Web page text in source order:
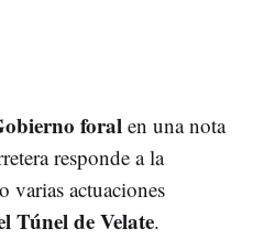
foral en una nota
responde a la
varias actuaciones
Túnel de Velate.